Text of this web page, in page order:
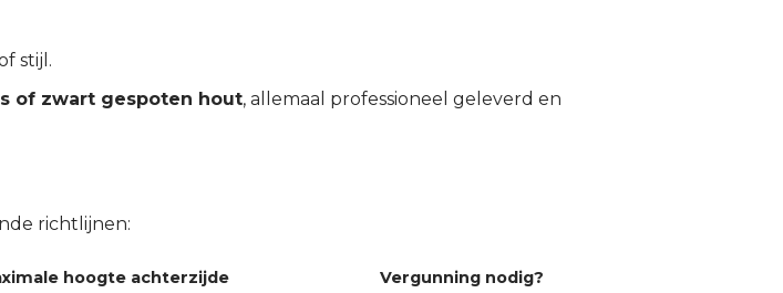
stijl.
of zwart gespoten hout, allemaal professioneel geleverd en
richtlijnen:
hoogte achterzijde
Vergunning nodig?